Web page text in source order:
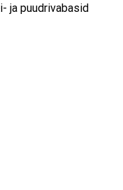
ja puudrivabasid